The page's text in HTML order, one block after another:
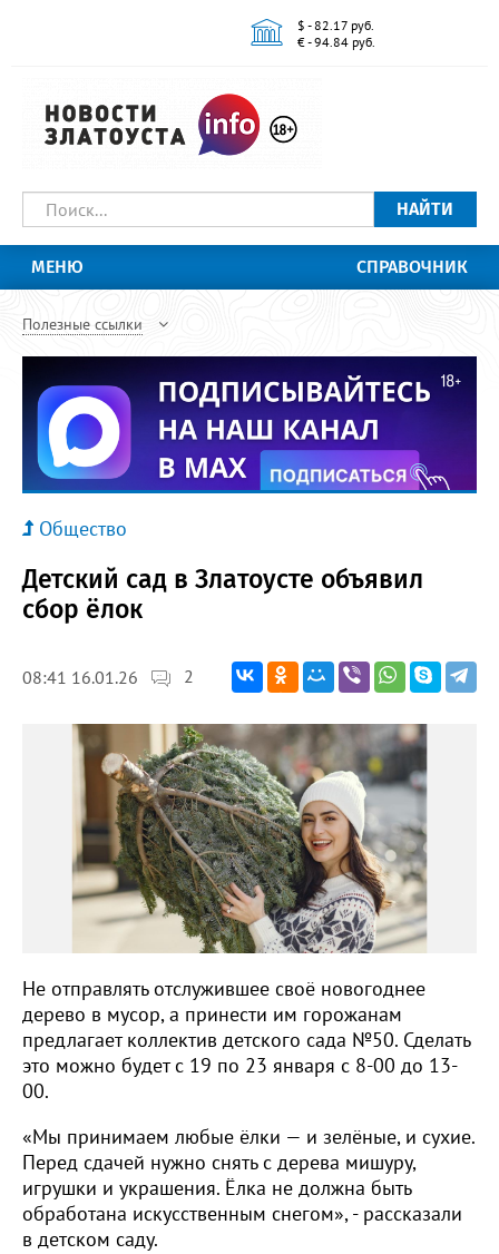
$ - 82.17 руб.
€ - 94.84 руб.
НАЙТИ
МЕНЮ СПРАВОЧНИК
Полезные ссылки
Общество
Детский сад в Златоусте объявил
сбор ёлок
08:41 16.01.26 2
Не отправлять отслужившее своё новогоднее
дерево в мусор, а принести им горожанам
предлагает коллектив детского сада №50. Сделать
это можно будет с 19 по 23 января с 8-00 до 13-
00.
«Мы принимаем любые ёлки — и зелёные, и сухие.
Перед сдачей нужно снять с дерева мишуру,
игрушки и украшения. Ёлка не должна быть
обработана искусственным снегом», - рассказали
в детском саду.